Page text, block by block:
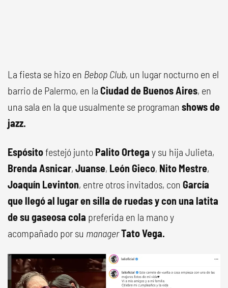
La fiesta se hizo en Bebop Club, un lugar nocturno en el
barrio de Palermo, en la Ciudad de Buenos Aires, en
una sala en la que usualmente se programan shows de
jazz.
Espósitofestejó junto Palito Ortega y su hija Julieta,
Brenda Asnicar, Juanse, León Gieco, Nito Mestre,
Joaquín Levinton, entre otros invitados, con García
que llegó al lugar en silla de ruedas y con una latita
de su gaseosa cola preferida en la mano y
acompañado por su managerTato Vega.